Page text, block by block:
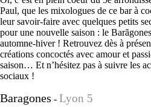
Paul, que les mixologues de ce bar à
leur savoir-faire avec quelques petits
pour une nouvelle saison : le
automne-hiver ! Retrouvez dès à
créations concoctés avec amour et
saison… Et n’hésitez pas à suivre les
sociaux !
Baragones - Lyon 5